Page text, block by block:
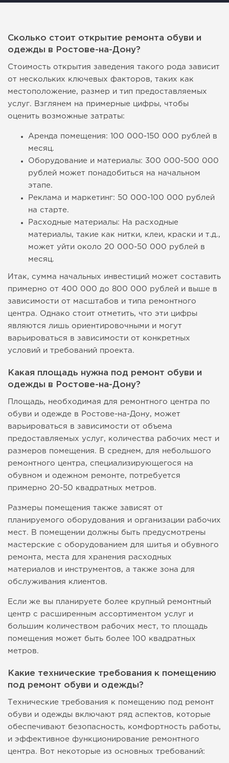
Сколько стоит открытие ремонта обуви и
одежды в Ростове-на-Дону?
Стоимость открытия заведения такого рода зависит
от нескольких ключевых факторов, таких как
местоположение, размер и тип предоставляемых
услуг. Взглянем на примерные цифры, чтобы
оценить возможные затраты:
Аренда помещения: 100 000-150 000 рублей в
месяц.
Оборудование и материалы: 300 000-500 000
рублей может понадобиться на начальном
этапе.
Реклама и маркетинг: 50 000-100 000 рублей
на старте.
Расходные материалы: На расходные
материалы, такие как нитки, клеи, краски и т.д.,
может уйти около 20 000-50 000 рублей в
месяц.
Итак, сумма начальных инвестиций может составить
примерно от 400 000 до 800 000 рублей и выше в
зависимости от масштабов и типа ремонтного
центра. Однако стоит отметить, что эти цифры
являются лишь ориентировочными и могут
варьироваться в зависимости от конкретных
условий и требований проекта.
Какая площадь нужна под ремонт обуви и
одежды в Ростове-на-Дону?
Площадь, необходимая для ремонтного центра по
обуви и одежде в Ростове-на-Дону, может
варьироваться в зависимости от объема
предоставляемых услуг, количества рабочих мест и
размеров помещения. В среднем, для небольшого
ремонтного центра, специализирующегося на
обувном и одежном ремонте, потребуется
примерно 20-50 квадратных метров.
Размеры помещения также зависят от
планируемого оборудования и организации рабочих
мест. В помещении должны быть предусмотрены
мастерские с оборудованием для шитья и обувного
ремонта, места для хранения расходных
материалов и инструментов, а также зона для
обслуживания клиентов.
Если же вы планируете более крупный ремонтный
центр с расширенным ассортиментом услуг и
большим количеством рабочих мест, то площадь
помещения может быть более 100 квадратных
метров.
Какие технические требования к помещению
под ремонт обуви и одежды?
Технические требования к помещению под ремонт
обуви и одежды включают ряд аспектов, которые
обеспечивают безопасность, комфортность работы,
и эффективное функционирование ремонтного
центра. Вот некоторые из основных требований: